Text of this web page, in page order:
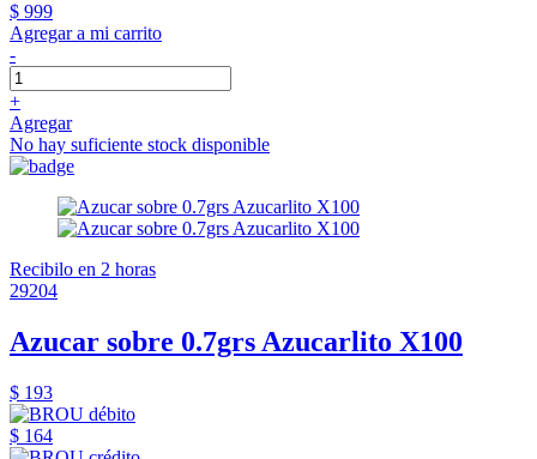
$ 999
Agregar a mi carrito
-
+
Agregar
No hay suficiente stock disponible
Recibilo en 2 horas
29204
Azucar sobre 0.7grs Azucarlito X100
$ 193
$ 164